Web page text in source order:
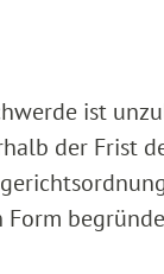
ist
der Frist
Form